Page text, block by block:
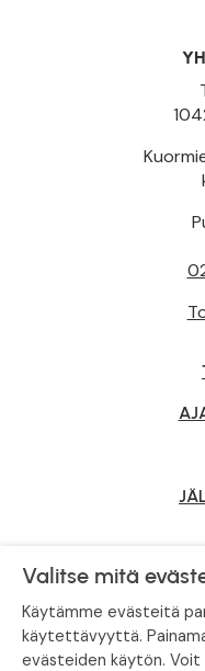
Valitse mitä
Käytämme evästeitä
käytettävyyttä.
evästeiden käytön. Voit